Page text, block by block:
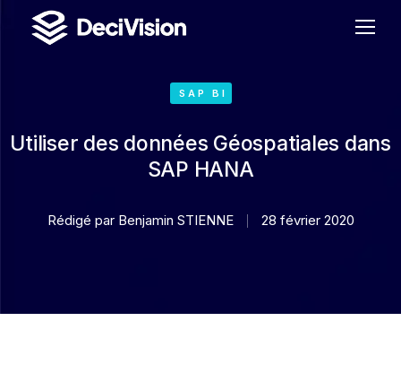
SAP BI
Utiliser des données Géospatiales dans
SAP HANA
Rédigé parBenjamin STIENNE 28 février 2020